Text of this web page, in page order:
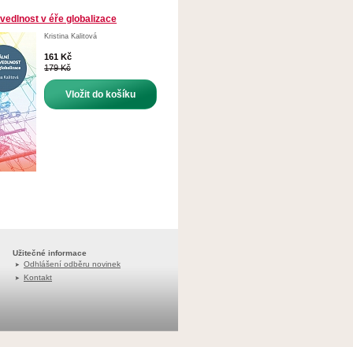
v éře globalizace
Kristina Kalitová
161 Kč
179 Kč
Vložit do košíku
Užitečné informace
Odhlášení odběru novinek
Kontakt